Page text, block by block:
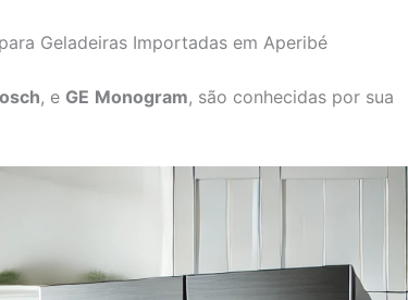
Geladeiras Importadas em Aperibé
, e GE Monogram, são conhecidas por sua